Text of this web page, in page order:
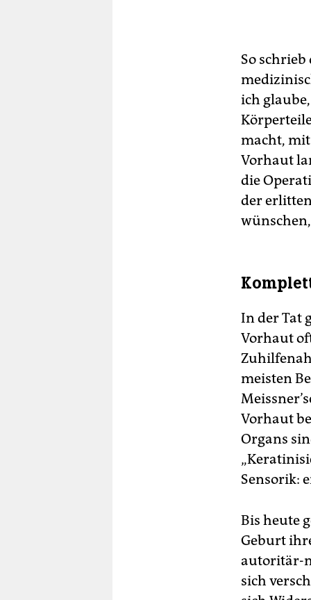
So
ich
macht,
Vorhaut
die
der
In der Tat
Vorhaut
meisten
Vorhaut
Organs
Sensorik:
Bis heute
Geburt
autoritär-
sich